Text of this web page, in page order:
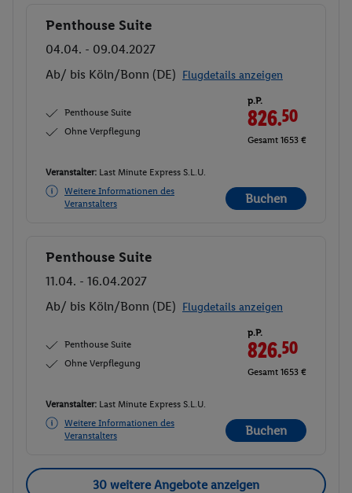
Buchen
Penthouse Suite
04.04. - 09.04.2027
Ab/ bis Köln/Bonn (DE) Flugdetails anzeigen
Penthouse Suite
Ohne Verpflegung
p.P.
826.50
Gesamt 1653 €
Veranstalter: Last Minute Express S.L.U.
Weitere Informationen des
Veranstalters
Buchen
Buchen
Penthouse Suite
11.04. - 16.04.2027
Ab/ bis Köln/Bonn (DE) Flugdetails anzeigen
Penthouse Suite
Ohne Verpflegung
p.P.
826.50
Gesamt 1653 €
Veranstalter: Last Minute Express S.L.U.
Weitere Informationen des
Veranstalters
Buchen
30 weitere Angebote anzeigen